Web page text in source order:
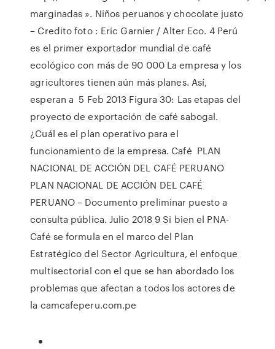
marginadas ». Niños peruanos y chocolate justo
– Credito foto : Eric Garnier / Alter Eco. 4 Perú
es el primer exportador mundial de café
ecológico con más de 90 000 La empresa y los
agricultores tienen aún más planes. Así,
esperan a 5 Feb 2013 Figura 30: Las etapas del
proyecto de exportación de café sabogal.
¿Cuál es el plan operativo para el
funcionamiento de la empresa. Café PLAN
NACIONAL DE ACCIÓN DEL CAFÉ PERUANO
PLAN NACIONAL DE ACCIÓN DEL CAFÉ
PERUANO – Documento preliminar puesto a
consulta pública. Julio 2018 9 Si bien el PNA-
Café se formula en el marco del Plan
Estratégico del Sector Agricultura, el enfoque
multisectorial con el que se han abordado los
problemas que afectan a todos los actores de
la camcafeperu.com.pe